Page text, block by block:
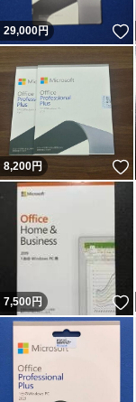
29,000円
8,200円
7,500円